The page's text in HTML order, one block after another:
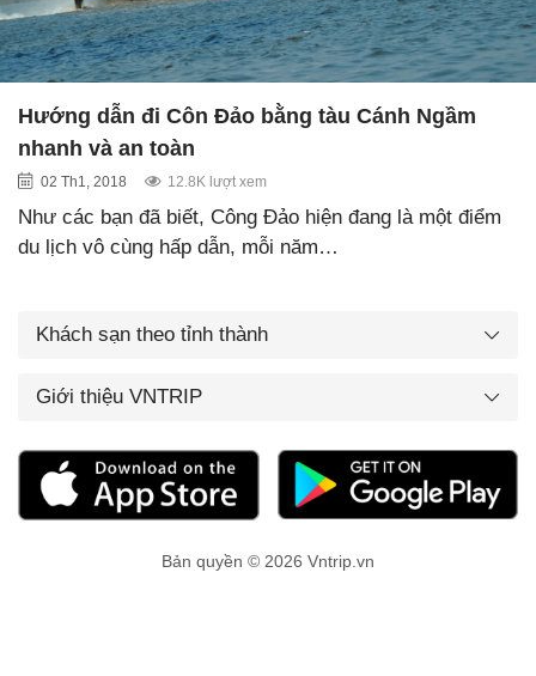
Hướng dẫn đi Côn Đảo bằng tàu Cánh Ngầm
nhanh và an toàn
02 Th1, 2018 12.8K lượt xem
Như các bạn đã biết, Công Đảo hiện đang là một điểm
du lịch vô cùng hấp dẫn, mỗi năm…
Khách sạn theo tỉnh thành
Giới thiệu VNTRIP
Bản quyền © 2026 Vntrip.vn